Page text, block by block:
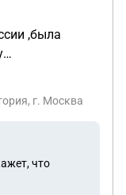
,была
ним не
сведений о
в силу (это
в 22
чтоб
г. Москва
что